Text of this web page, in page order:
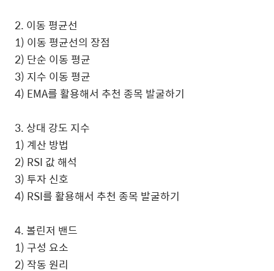
2. 이동 평균선
1) 이동 평균선의 장점
2) 단순 이동 평균
3) 지수 이동 평균
4) EMA를 활용해서 추천 종목 발굴하기
3. 상대 강도 지수
1) 계산 방법
2) RSI 값 해석
3) 투자 신호
4) RSI를 활용해서 추천 종목 발굴하기
4. 볼린저 밴드
1) 구성 요소
2) 작동 원리